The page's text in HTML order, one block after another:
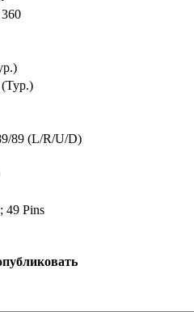
89 (L/R/U/D)
49 Pins